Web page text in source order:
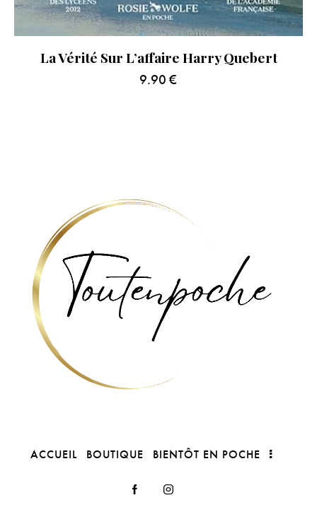
La Vérité Sur L’affaire Harry Quebert
9.90 €
ACCUEIL BOUTIQUE BIENTÔT EN POCHE